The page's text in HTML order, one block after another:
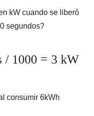
kW cuando se liberó
segundos?
/ 1000 = 3 kW
consumir 6kWh